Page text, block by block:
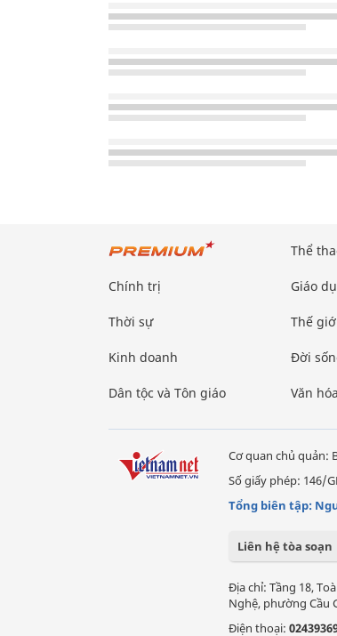
Chính trị
Thời sự
Kinh doanh
Dân tộc và Tôn giáo
Thể
Giáo
Thế
Đời
Văn
Cơ quan chủ quản:
Số giấy phép: 146/
Tổng biên tập:
Liên hệ tòa soạn
Địa chỉ: Tầng 18,
Nghệ, phường Cầu
Điện thoại: